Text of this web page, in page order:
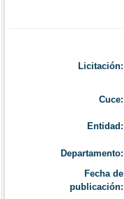
Licitación:
Cuce:
Entidad:
Departamento:
Fecha de
publicación: